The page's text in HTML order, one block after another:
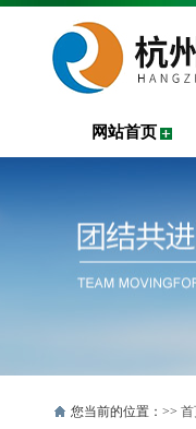
网站首页
您当前的位置：>>